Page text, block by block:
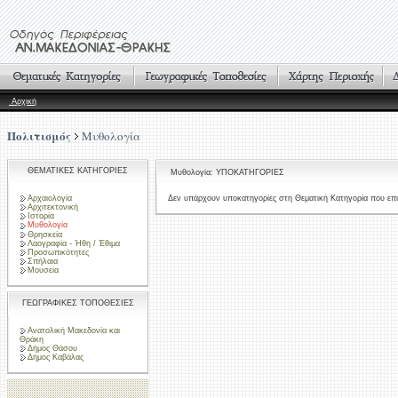
Αρχική
Πολιτισμός Μυθολογία
ΘΕΜΑΤΙΚΕΣ ΚΑΤΗΓΟΡΙΕΣ
Αρχαιολογία
Αρχιτεκτονική
Ιστορία
Μυθολογία
Θρησκεία
Λαογραφία - Ήθη / Έθιμα
Προσωπικότητες
Σπήλαια
Μουσεία
ΓΕΩΓΡΑΦΙΚΕΣ ΤΟΠΟΘΕΣΙΕΣ
Ανατολική Μακεδονία και
Θράκη
Δήμος Θάσου
Δήμος Καβάλας
Μυθολογία: ΥΠΟΚΑΤΗΓΟΡΙΕΣ
Δεν υπάρχουν υποκατηγορίες στη Θεματική Κατηγορία που